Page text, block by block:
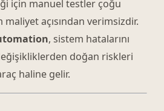
için manuel testler çoğu
açısından verimsizdir.
, sistem hatalarını
doğan riskleri
haline gelir.